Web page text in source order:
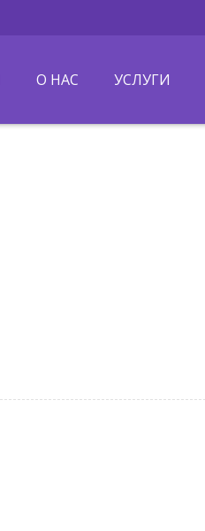
О НАС УСЛУГИ